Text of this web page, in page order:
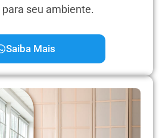
seu ambiente.
Saiba Mais